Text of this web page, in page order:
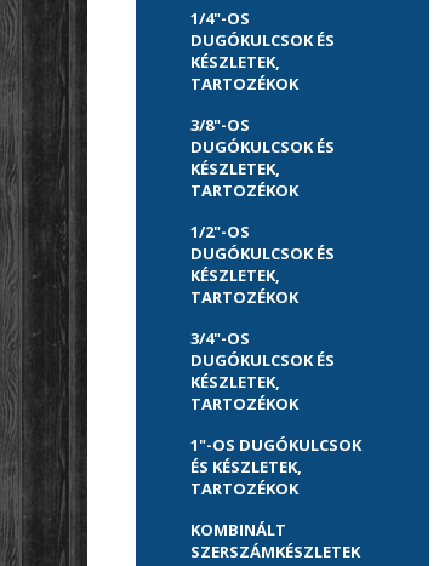
1/4"-OS
DUGÓKULCSOK ÉS
KÉSZLETEK,
TARTOZÉKOK
3/8"-OS
DUGÓKULCSOK ÉS
KÉSZLETEK,
TARTOZÉKOK
1/2"-OS
DUGÓKULCSOK ÉS
KÉSZLETEK,
TARTOZÉKOK
3/4"-OS
DUGÓKULCSOK ÉS
KÉSZLETEK,
TARTOZÉKOK
1"-OS DUGÓKULCSOK
ÉS KÉSZLETEK,
TARTOZÉKOK
KOMBINÁLT
SZERSZÁMKÉSZLETEK